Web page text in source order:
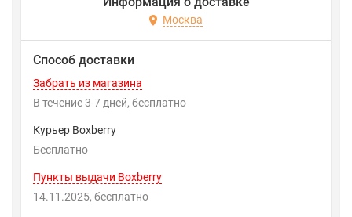
Москва
Способ доставки
Забрать из магазина
В течение3-7 дней Бесплатно
Курьер Boxberry
Бесплатно
Пункты выдачи Boxberry
14.11.2025
Бесплатно